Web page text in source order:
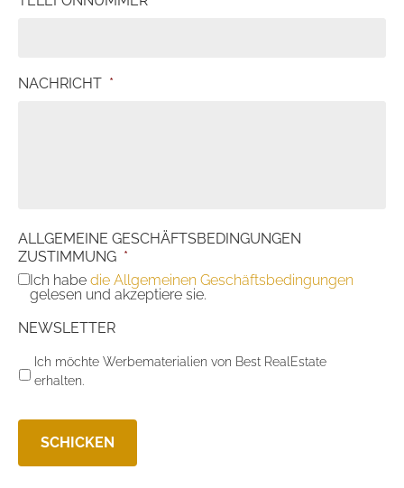
NACHRICHT *
ALLGEMEINE GESCHÄFTSBEDINGUNGEN
ZUSTIMMUNG *
Ich habe die Allgemeinen Geschäftsbedingungen
gelesen und akzeptiere sie.
NEWSLETTER
Ich möchte Werbematerialien von Best RealEstate
erhalten.